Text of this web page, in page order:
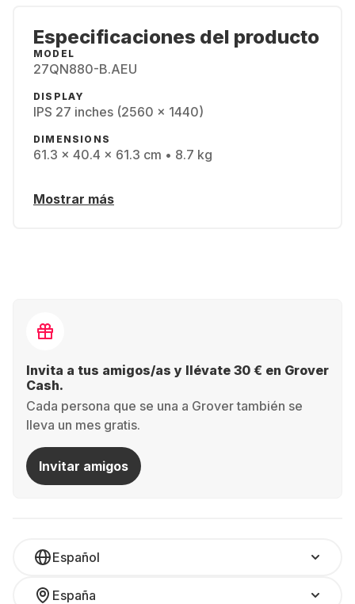
Especificaciones del producto
MODEL
27QN880-B.AEU
DISPLAY
IPS 27 inches (2560 x 1440)
DIMENSIONS
61.3 x 40.4 x 61.3 cm • 8.7 kg
Mostrar más
Invita a tus amigos/as y llévate 30 € en Grover
Cash.
Cada persona que se una a Grover también se
lleva un mes gratis.
Invitar amigos
Español
España